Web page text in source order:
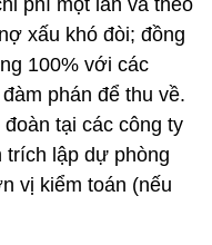
xấu khó đòi; đồng
100% với các
phán để thu về.
tại các công ty
trích lập dự phòng
vị kiểm toán (nếu